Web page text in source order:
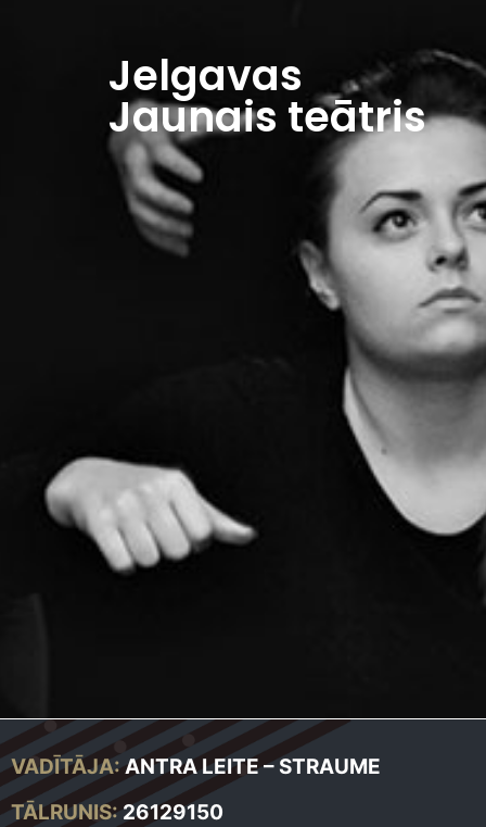
Jelgavas
Jaunais teātris
VADĪTĀJA:ANTRA LEITE – STRAUME
TĀLRUNIS:26129150